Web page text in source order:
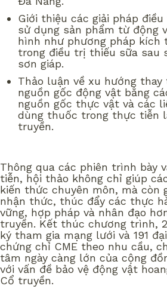
Giới thiệu các giải pháp
sử dụng sản phẩm từ động
hình như phương pháp kích
trong điều trị thiếu sữa sau
sơn giáp.
Thảo luận về xu hướng
nguồn gốc động vật bằng
nguồn gốc thực vật và các
dùng thuốc trong thực tiễn
truyền.
Thông qua các phiên trình bày
tiễn, hội thảo không chỉ giúp
kiến thức chuyên môn, mà còn
nhận thức, thúc đẩy các thực
vững, hợp pháp và nhân đạo
truyền. Kết thúc chương trình,
ký tham gia mạng lưới và 191
chứng chỉ CME theo nhu cầu,
tâm ngày càng lớn của cộng
với vấn đề bảo vệ động vật
Cổ truyền.